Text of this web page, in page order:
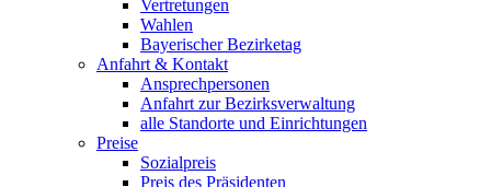
Vertretungen
Wahlen
Bayerischer Bezirketag
Anfahrt & Kontakt
Ansprechpersonen
Anfahrt zur Bezirksverwaltung
alle Standorte und Einrichtungen
Preise
Sozialpreis
Preis des Präsidenten